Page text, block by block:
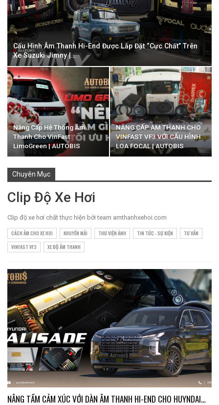
Cấu Hình Âm Thanh Hi-End Được Lắp Đặt “Cực Chất” Trên
Xe Suzuki Jimny |…
Nâng Cấp Hệ Thống Âm
Thanh Cho VinFast
LimoGreen | AUTOBIS
NÂNG CẤP ÂM THANH CHO
VINFAST VF3 VỚI CẤU HÌNH
LOA FOCAL | AUTOBIS
Chuyên Mục
Clip Độ Xe Hơi
Clip độ xe hơi chất thực hiện bởi team amthanhxehoi.com
CÁCH ÂM CHO XE HOI KHUYẾN MÃI THƯ VIỆN ẢNH TIN TỨC - SỰ KIỆN
TƯ VẤN
VINFAST VF3
XE ĐỘ ÂM THANH
NÂNG TẦM CẢM XÚC VỚI DÀN ÂM THANH HI-END CHO HUYNDAI…